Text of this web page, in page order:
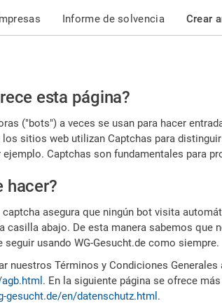
Informe de solvencia Crear
esta página?
("bots") a veces se usan para hacer
sitios web utilizan Captchas para
Captchas son fundamentales para
hacer?
captcha asegura que ningún bot visita
casilla abajo. De esta manera sabemos que
seguir usando WG-Gesucht.de como siempre.
nuestros Términos y Condiciones Generales
. En la siguiente página se ofrece
gesucht.de/en/datenschutz.html .